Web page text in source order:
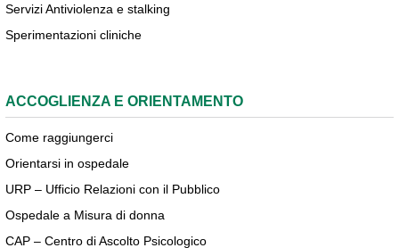
Servizi Antiviolenza e stalking
Sperimentazioni cliniche
ACCOGLIENZA E ORIENTAMENTO
Come raggiungerci
Orientarsi in ospedale
URP – Ufficio Relazioni con il Pubblico
Ospedale a Misura di donna
CAP – Centro di Ascolto Psicologico